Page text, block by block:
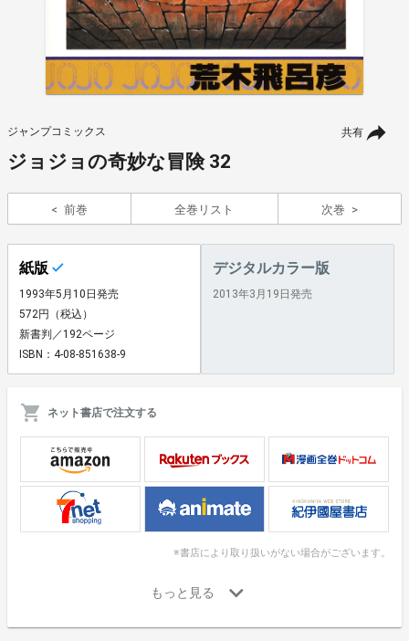
共有
ジャンプコミックス
ジョジョの奇妙な冒険 32
前巻 全巻リスト 次巻
紙版
1993年5月10日発売
572円（税込）
新書判／192ページ
ISBN：4-08-851638-9
デジタルカラー版
2013年3月19日発売
ネット書店で注文する
※書店により取り扱いがない場合がございます。